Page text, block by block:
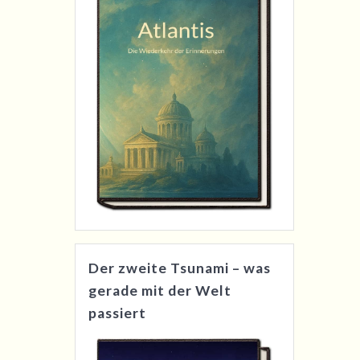
Der zweite Tsunami – was
gerade mit der Welt
passiert